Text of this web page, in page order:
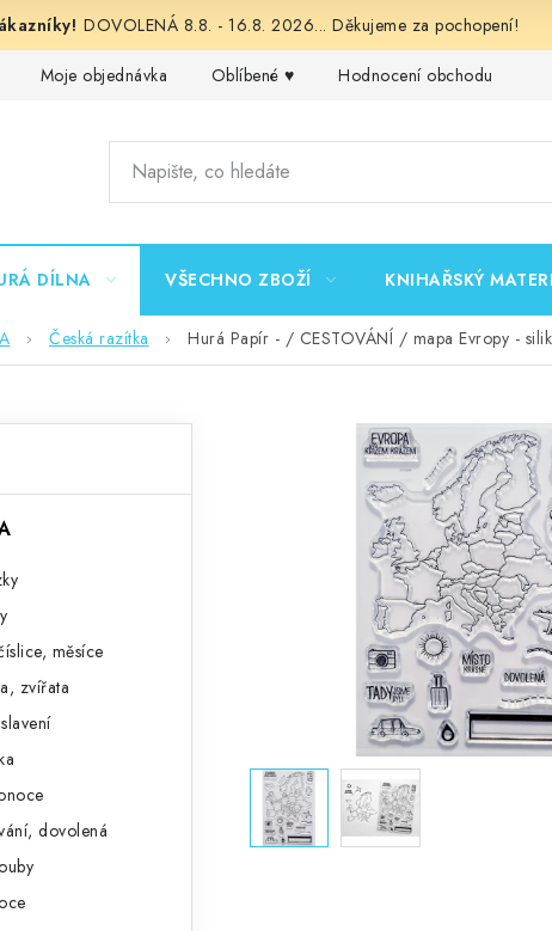
DOVOLENÁ 8.8. - 16.8. 2026... Děkujeme za pochopení!
Moje objednávka Oblíbené ♥️ Hodnocení obchodu
DÍLNA VŠECHNO ZBOŽÍ KNIHAŘSKÝ
Česká razítka Hurá Papír - / CESTOVÁNÍ / mapa Evropy -
měsíce
zvířata
dovolená